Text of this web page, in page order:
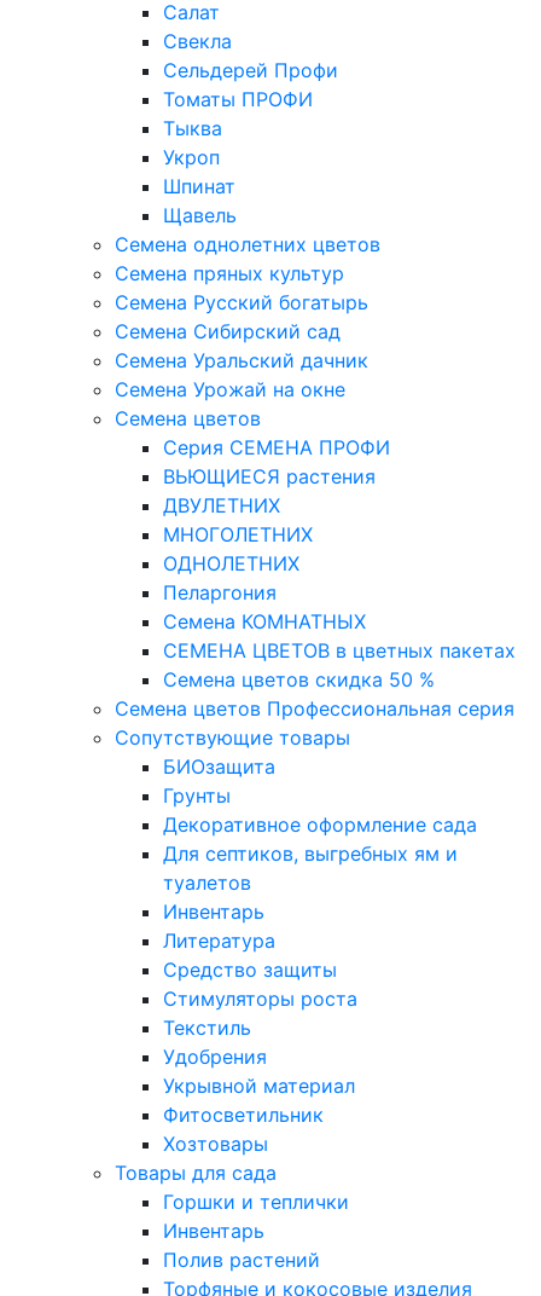
Салат
Свекла
Сельдерей Профи
Томаты ПРОФИ
Тыква
Укроп
Шпинат
Щавель
Семена однолетних цветов
Семена пряных культур
Семена Русский богатырь
Семена Сибирский сад
Семена Уральский дачник
Семена Урожай на окне
Семена цветов
Cерия CЕМЕНА ПРОФИ
ВЬЮЩИЕСЯ растения
ДВУЛЕТНИХ
МНОГОЛЕТНИХ
ОДНОЛЕТНИХ
Пеларгония
Семена КОМНАТНЫХ
СЕМЕНА ЦВЕТОВ в цветных пакетах
Семена цветов скидка 50 %
Семена цветов Профессиональная серия
Сопутствующие товары
БИОзащита
Грунты
Декоративное оформление сада
Для септиков, выгребных ям и
туалетов
Инвентарь
Литература
Средство защиты
Стимуляторы роста
Текстиль
Удобрения
Укрывной материал
Фитосветильник
Хозтовары
Товары для сада
Горшки и теплички
Инвентарь
Полив растений
Торфяные и кокосовые изделия